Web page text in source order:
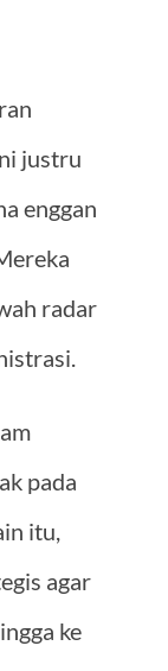
justru
enggan
radar
pada
itu,
agar
ke